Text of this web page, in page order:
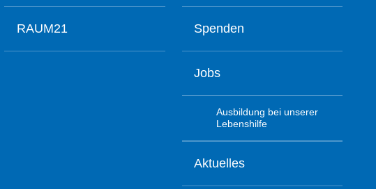
RAUM21 Spenden
Jobs
Ausbildung bei unserer
Lebenshilfe
Aktuelles